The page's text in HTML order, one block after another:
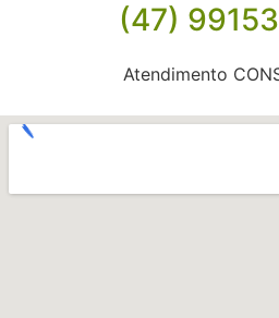
(47)
Atendimento